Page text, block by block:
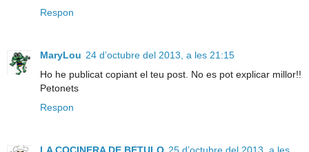
Respon
MaryLou 24 d’octubre del 2013, a les 21:15
Ho he publicat copiant el teu post. No es pot explicar millor!!
Petonets
Respon
LA COCINERA DE BETULO 25 d’octubre del 2013, a les